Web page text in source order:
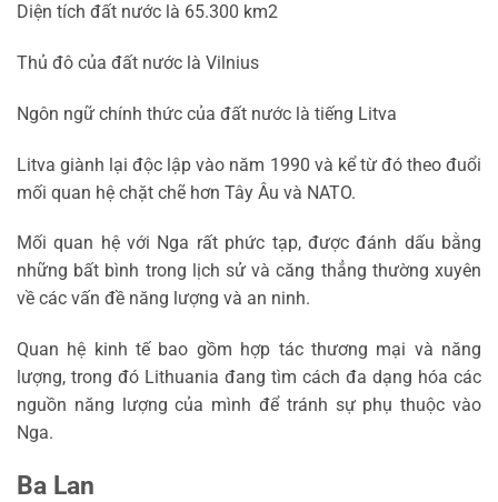
Diện tích đất nước là 65.300 km2
Thủ đô của đất nước là Vilnius
Ngôn ngữ chính thức của đất nước là tiếng Litva
Litva giành lại độc lập vào năm 1990 và kể từ đó theo đuổi
mối quan hệ chặt chẽ hơn Tây Âu và NATO.
Mối quan hệ với Nga rất phức tạp, được đánh dấu bằng
những bất bình trong lịch sử và căng thẳng thường xuyên
về các vấn đề năng lượng và an ninh.
Quan hệ kinh tế bao gồm hợp tác thương mại và năng
lượng, trong đó Lithuania đang tìm cách đa dạng hóa các
nguồn năng lượng của mình để tránh sự phụ thuộc vào
Nga.
Ba Lan